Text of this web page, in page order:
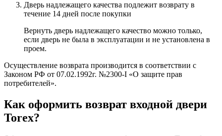
Дверь надлежащего качества подлежит возврату в
течение 14 дней после покупки
Вернуть дверь надлежащего качество можно только,
если дверь не была в эксплуатации и не установлена в
проем.
Осуществление возврата производится в соответствии c
Законом РФ от 07.02.1992г. №2300-I «О защите прав
потребителей».
Как оформить возврат входной двери
Torex?